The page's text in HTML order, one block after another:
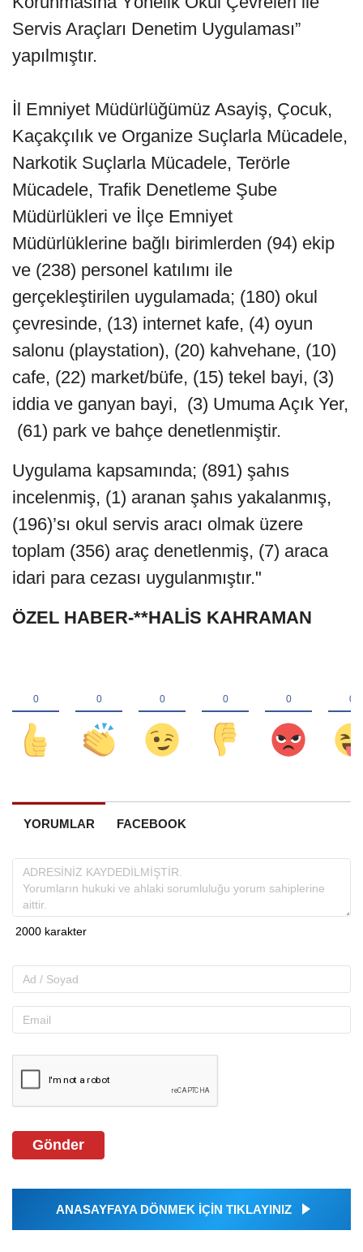
Servis Araçları Denetim Uygulaması”
yapılmıştır.
İl Emniyet Müdürlüğümüz Asayiş, Çocuk,
Kaçakçılık ve Organize Suçlarla Mücadele,
Narkotik Suçlarla Mücadele, Terörle
Mücadele, Trafik Denetleme Şube
Müdürlükleri ve İlçe Emniyet
Müdürlüklerine bağlı birimlerden (94) ekip
ve (238) personel katılımı ile
gerçekleştirilen uygulamada; (180) okul
çevresinde, (13) internet kafe, (4) oyun
salonu (playstation), (20) kahvehane, (10)
cafe, (22) market/büfe, (15) tekel bayi, (3)
iddia ve ganyan bayi, (3) Umuma Açık Yer,
(61) park ve bahçe denetlenmiştir.
Uygulama kapsamında; (891) şahıs
incelenmiş, (1) aranan şahıs yakalanmış,
(196)’sı okul servis aracı olmak üzere
toplam (356) araç denetlenmiş, (7) araca
idari para cezası uygulanmıştır."
ÖZEL HABER-**HALİS KAHRAMAN
YORUMLAR FACEBOOK
Gönder
ANASAYFAYA DÖNMEK İÇİN TIKLAYINIZ